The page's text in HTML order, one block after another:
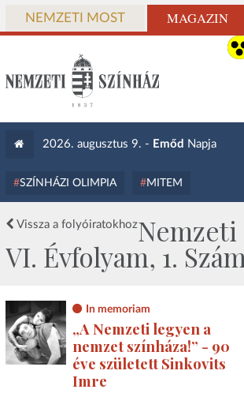
NEMZETI MOST MAGAZIN
2026. augusztus 9. - Emőd Napja
SZÍNHÁZI OLIMPIA MITEM
Vissza a folyóiratokhozNemzeti
VI. Évfolyam, 1. Szám
In memoriam
„A Nemzeti legyen a
nemzet színháza!” - 90
éve született Sinkovits
Imre